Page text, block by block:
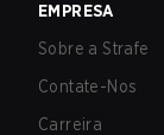
EMPRESA
Sobre a Strafe
Contate-Nos
Carreira